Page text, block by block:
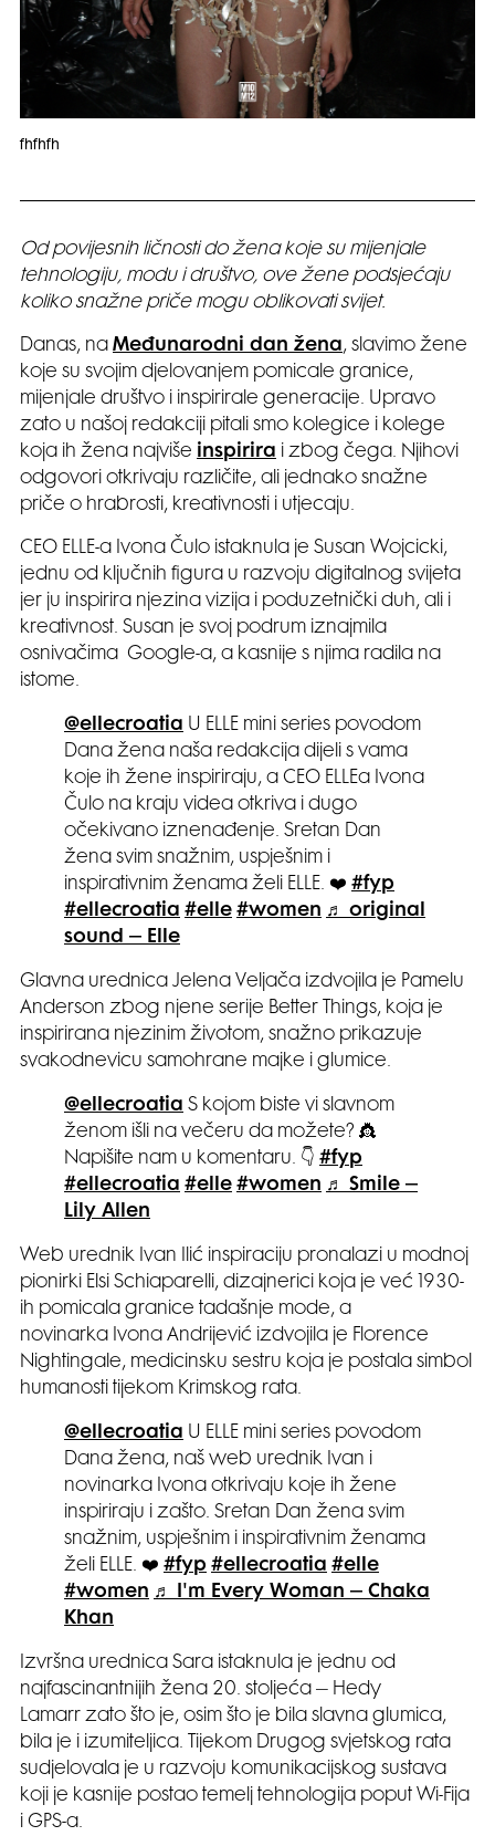
fhfhfh
Od povijesnih ličnosti do žena koje su mijenjale
tehnologiju, modu i društvo, ove žene podsjećaju
koliko snažne priče mogu oblikovati svijet.
Danas, na Međunarodni dan žena, slavimo žene
koje su svojim djelovanjem pomicale granice,
mijenjale društvo i inspirirale generacije. Upravo
zato u našoj redakciji pitali smo kolegice i kolege
koja ih žena najviše
inspirira i zbog čega. Njihovi
odgovori otkrivaju različite, ali jednako snažne
priče o hrabrosti, kreativnosti i utjecaju.
CEO ELLE-a Ivona Čulo istaknula je Susan Wojcicki,
jednu od ključnih figura u razvoju digitalnog svijeta
jer ju inspirira njezina vizija i poduzetnički duh, ali i
kreativnost. Susan je svoj podrum iznajmila
osnivačima Google-a, a kasnije s njima radila na
istome.
@ellecroatia U ELLE mini series povodom
Dana žena naša redakcija dijeli s vama
koje ih žene inspiriraju, a CEO ELLEa Ivona
Čulo na kraju videa otkriva i dugo
očekivano iznenađenje. Sretan Dan
žena svim snažnim, uspješnim i
inspirativnim ženama želi ELLE. ❤️ #fyp
#ellecroatia #elle #women ♬ original
sound – Elle
Glavna urednica Jelena Veljača izdvojila je Pamelu
Anderson zbog njene serije Better Things, koja je
inspirirana njezinim životom, snažno prikazuje
svakodnevicu samohrane majke i glumice.
@ellecroatia S kojom biste vi slavnom
ženom išli na večeru da možete? 👸
Napišite nam u komentaru. 👇 #fyp
#ellecroatia #elle #women ♬ Smile –
Lily Allen
Web urednik Ivan Ilić inspiraciju pronalazi u modnoj
pionirki Elsi Schiaparelli, dizajnerici koja je već 1930-
ih pomicala granice tadašnje mode, a
novinarka Ivona Andrijević izdvojila je Florence
Nightingale, medicinsku sestru koja je postala simbol
humanosti tijekom Krimskog rata.
@ellecroatia U ELLE mini series povodom
Dana žena, naš web urednik Ivan i
novinarka Ivona otkrivaju koje ih žene
inspiriraju i zašto. Sretan Dan žena svim
snažnim, uspješnim i inspirativnim ženama
želi ELLE. ❤️ #fyp #ellecroatia #elle
#women ♬ I'm Every Woman – Chaka
Khan
Izvršna urednica Sara istaknula je jednu od
najfascinantnijih žena 20. stoljeća – Hedy
Lamarr zato što je, osim što je bila slavna glumica,
bila je i izumiteljica. Tijekom Drugog svjetskog rata
sudjelovala je u razvoju komunikacijskog sustava
koji je kasnije postao temelj tehnologija poput Wi-Fija
i GPS-a.